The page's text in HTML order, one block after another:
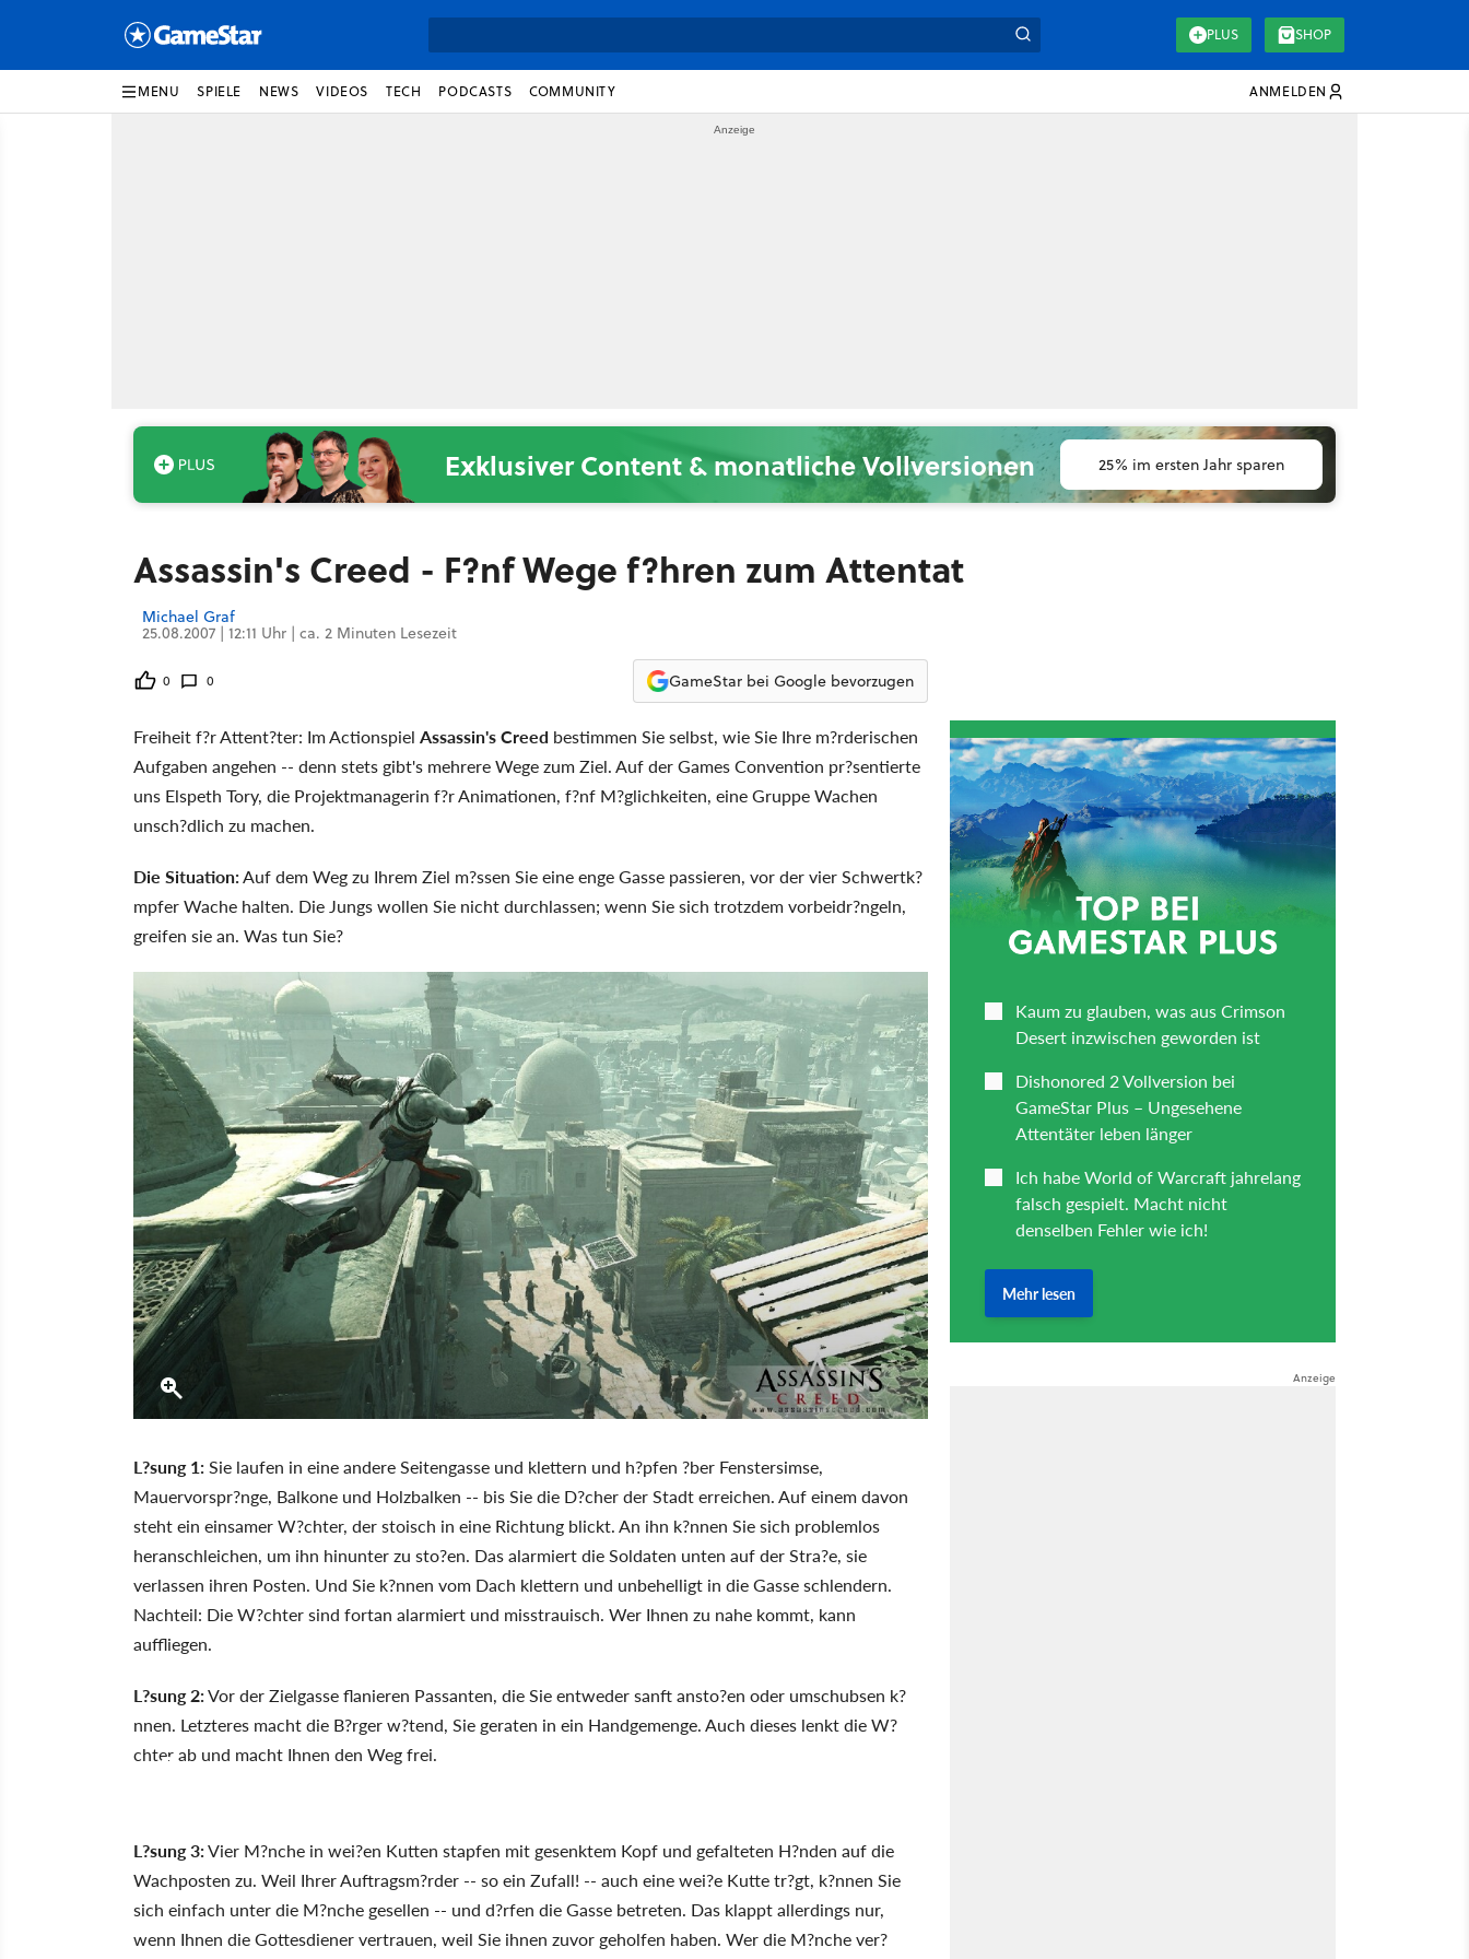
PLUS SHOP
MENU SPIELE NEWS VIDEOS TECH PODCASTS COMMUNITY ANMELDEN
Exklusiver Content & monatliche Vollversionen 25% im ersten Jahr sparen
Assassin's Creed - F?nf Wege f?hren zum Attentat
Michael Graf
25.08.2007 | 12:11 Uhr | ca. 2 Minuten Lesezeit
0 0 GameStar bei Google bevorzugen
Freiheit f?r Attent?ter: Im Actionspiel Assassin's Creed bestimmen Sie selbst, wie Sie Ihre m?rderischen
Aufgaben angehen -- denn stets gibt's mehrere Wege zum Ziel. Auf der Games Convention pr?sentierte
uns Elspeth Tory, die Projektmanagerin f?r Animationen, f?nf M?glichkeiten, eine Gruppe Wachen
unsch?dlich zu machen.
Die Situation:Auf dem Weg zu Ihrem Ziel m?ssen Sie eine enge Gasse passieren, vor der vier Schwertk?
mpfer Wache halten. Die Jungs wollen Sie nicht durchlassen; wenn Sie sich trotzdem vorbeidr?ngeln,
greifen sie an. Was tun Sie?
L?sung 1:Sie laufen in eine andere Seitengasse und klettern und h?pfen ?ber Fenstersimse,
Mauervorspr?nge, Balkone und Holzbalken -- bis Sie die D?cher der Stadt erreichen. Auf einem davon
steht ein einsamer W?chter, der stoisch in eine Richtung blickt. An ihn k?nnen Sie sich problemlos
heranschleichen, um ihn hinunter zu sto?en. Das alarmiert die Soldaten unten auf der Stra?e, sie
verlassen ihren Posten. Und Sie k?nnen vom Dach klettern und unbehelligt in die Gasse schlendern.
Nachteil: Die W?chter sind fortan alarmiert und misstrauisch. Wer Ihnen zu nahe kommt, kann
auffliegen.
L?sung 2:Vor der Zielgasse flanieren Passanten, die Sie entweder sanft ansto?en oder umschubsen k?
nnen. Letzteres macht die B?rger w?tend, Sie geraten in ein Handgemenge. Auch dieses lenkt die W?
chter ab und macht Ihnen den Weg frei.
L?sung 3:Vier M?nche in wei?en Kutten stapfen mit gesenktem Kopf und gefalteten H?nden auf die
Wachposten zu. Weil Ihrer Auftragsm?rder -- so ein Zufall! -- auch eine wei?e Kutte tr?gt, k?nnen Sie
sich einfach unter die M?nche gesellen -- und d?rfen die Gasse betreten. Das klappt allerdings nur,
wenn Ihnen die Gottesdiener vertrauen, weil Sie ihnen zuvor geholfen haben. Wer die M?nche ver?